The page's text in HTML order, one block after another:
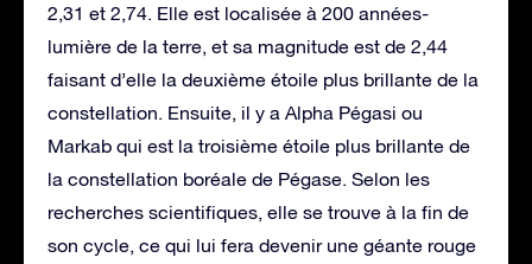
2,31 et 2,74. Elle est localisée à 200 années-
lumière de la terre, et sa magnitude est de 2,44
faisant d’elle la deuxième étoile plus brillante de la
constellation. Ensuite, il y a Alpha Pégasi ou
Markab qui est la troisième étoile plus brillante de
la constellation boréale de Pégase. Selon les
recherches scientifiques, elle se trouve à la fin de
son cycle, ce qui lui fera devenir une géante rouge